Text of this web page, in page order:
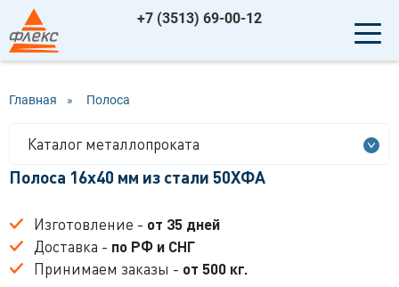
+7 (3513) 69-00-12
Главная » Полоса
Каталог металлопроката
Полоса 16x40 мм из стали 50ХФА
Изготовление - от 35 дней
Доставка - по РФ и СНГ
Принимаем заказы - от 500 кг.